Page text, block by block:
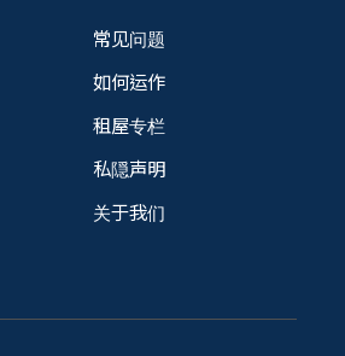
常见问题
如何运作
租屋专栏
私隠声明
关于我们